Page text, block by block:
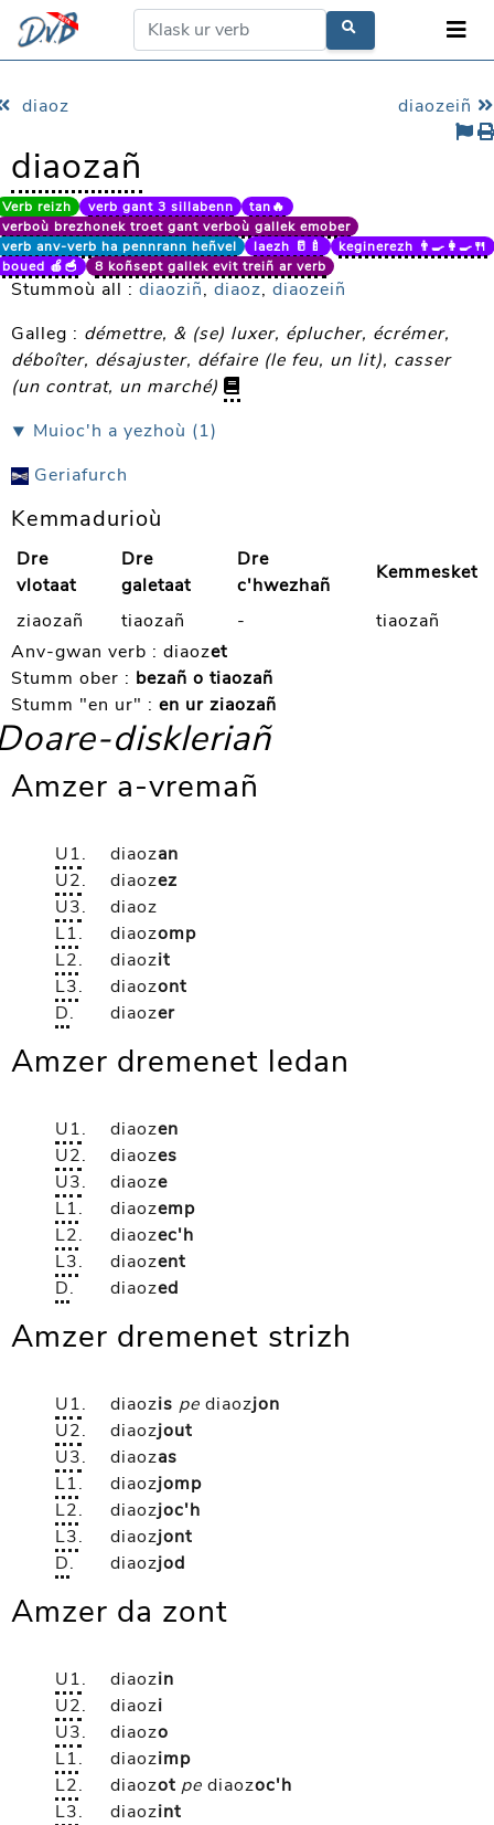
diaoz diaozeiñ
diaozañ
Verb reizh verb gant 3 sillabenn
tan🔥
verboù brezhonek troet gant verboù gallek emober
verb anv-verb ha pennrann heñvel
laezh 🥛🍼
keginerezh 👨‍🍳👩‍🍳🍴
boued 🍎🥣
8 koñsept gallek evit treiñ ar verb
Stummoù all : diaoziñ, diaoz, diaozeiñ
Galleg : démettre, & (se) luxer, éplucher, écrémer,
déboîter, désajuster, défaire (le feu, un lit), casser
(un contrat, un marché)
⯆ Muioc'h a yezhoù (1)
Geriafurch
Kemmadurioù
Dre
vlotaat
Dre
galetaat
Dre
c'hwezhañ
Kemmesket
ziaozañ
tiaozañ -
tiaozañ
Anv-gwan verb : diaozet
Stumm ober : bezañ o tiaozañ
Stumm "en ur" : en ur ziaozañ
diskleriañ
Amzer a-vremañ
U1. diaozan
U2. diaozez
U3.
diaoz
L1. diaozomp
L2. diaozit
L3. diaozont
D. diaozer
Amzer dremenet ledan
U1. diaozen
U2. diaozes
U3. diaoze
L1. diaozemp
L2. diaozec'h
L3. diaozent
D. diaozed
Amzer dremenet strizh
U1. diaozis pe diaozjon
U2. diaozjout
U3. diaozas
L1. diaozjomp
L2. diaozjoc'h
L3. diaozjont
D. diaozjod
Amzer da zont
U1. diaozin
U2. diaozi
U3. diaozo
L1. diaozimp
L2. diaozot pe diaozoc'h
L3. diaozint